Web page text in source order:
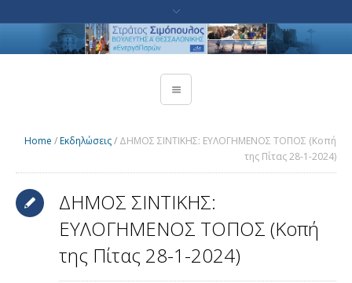
Home /Εκδηλώσεις/ ΔΗΜΟΣ ΣΙΝΤΙΚΗΣ: ΕΥΛΟΓΗΜΕΝΟΣ ΤΟΠΟΣ (Κοπή
της Πίτας 28-1-2024)
ΔΗΜΟΣ ΣΙΝΤΙΚΗΣ:
ΕΥΛΟΓΗΜΕΝΟΣ ΤΟΠΟΣ (Κοπή
της Πίτας 28-1-2024)